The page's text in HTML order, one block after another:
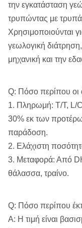
Τύμπανο
την εγκατάσταση
τρυπώντας με
Χρησιμοποιούνται
γεωλογική
μηχανική και την
Q: Πόσο περίπου οι
1. Πληρωμή: T/T, L/
30% εκ των
παράδοση.
2. Ελάχιστη
3. Μεταφορά: Από
θάλασσα, τραίνο.
Q: Πόσο περίπου
Α: Η τιμή είναι